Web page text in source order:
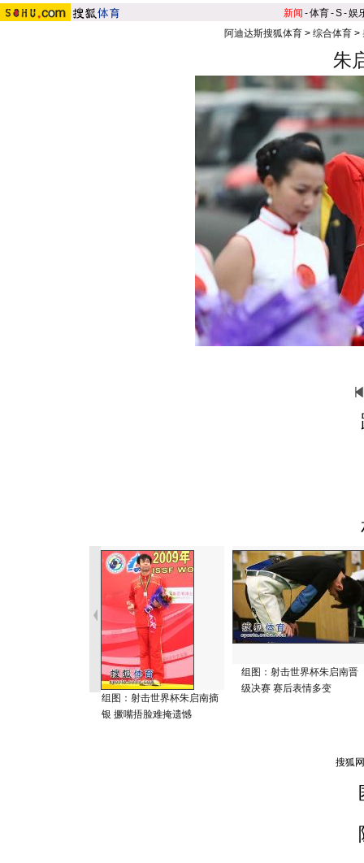
新闻 -体育-S-娱
阿迪达斯搜狐体育> 综合体育>
朱
组图：射击世界杯朱启南摘
银 撅嘴捂脸难掩遗憾
组图：射击世界杯朱启南晋
级决赛 赛后表情多变